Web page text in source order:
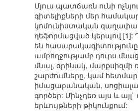
Մյուս պատճառն ունի
գիտելիքների մեր
կոմունիստական
դեֆորմացված կերպով
են
ամբողջությամբ դուրս
մնալ, օրինակ,
շարժումները, կամ
իմացաբանական,
գործեր: Մինչդեռ այս և
երևույթների թիկունքում: